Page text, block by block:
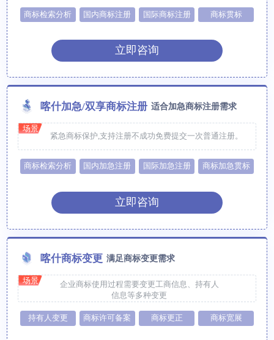
商标检索分析 国内商标注册 国际商标注册 商标贯标
立即咨询
喀什加急/双享商标注册 适合加急商标注册需求
场景
紧急商标保护,支持注册不成功免费提交一次普通注册。
商标检索分析 国内加急注册 国际加急注册 商标加急贯标
立即咨询
喀什商标变更 满足商标变更需求
场景
企业商标使用过程需要变更工商信息、持有人
信息等多种变更
持有人变更 商标许可备案 商标更正 商标宽展